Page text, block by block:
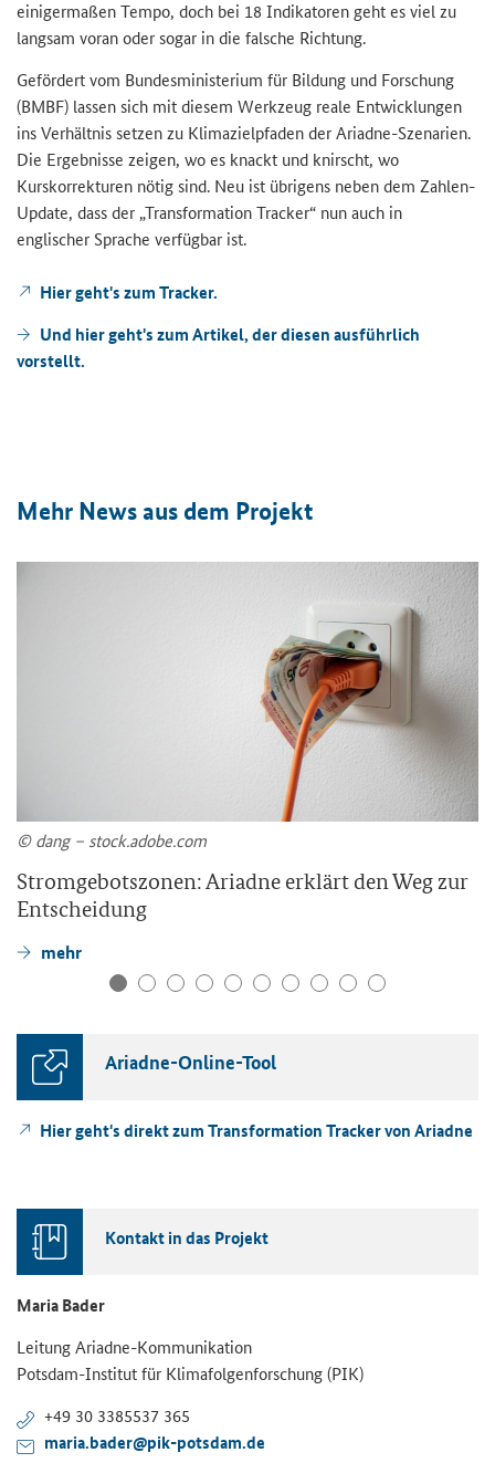
einigermaßen Tempo, doch bei 18 Indikatoren geht es viel zu
langsam voran oder sogar in die falsche Richtung.
Gefördert vom Bundesministerium für Bildung und Forschung
(BMBF) lassen sich mit diesem Werkzeug reale Entwicklungen
ins Verhältnis setzen zu Klimazielpfaden der Ariadne-Szenarien.
Die Ergebnisse zeigen, wo es knackt und knirscht, wo
Kurskorrekturen nötig sind. Neu ist übrigens neben dem Zahlen-
Update, dass der „Transformation Tracker“ nun auch in
englischer Sprache verfügbar ist.
Hier geht's zum Tracker.
Und hier geht's zum Artikel, der diesen ausführlich
vorstellt.
Mehr News aus dem Projekt
© dang – stock.adobe.com
Stromgebotszonen: Ariadne erklärt den Weg zur
Entscheidung
mehr
Ariadne-Online-Tool
Hier geht's direkt zumTransformation Trackervon Ariadne
Kontakt in das Projekt
Maria Bader
Leitung Ariadne-Kommunikation
Potsdam-Institut für Klimafolgenforschung (PIK)
+49 30 3385537 365
maria.bader@pik-potsdam.de